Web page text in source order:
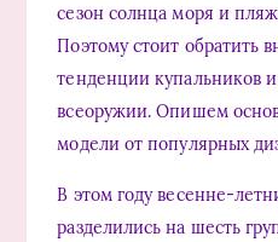
сезон солнца моря и
Поэтому стоит обратить
тенденции купальников и
всеоружии. Опишем
модели от популярных
В этом году весенне-
разделились на шесть